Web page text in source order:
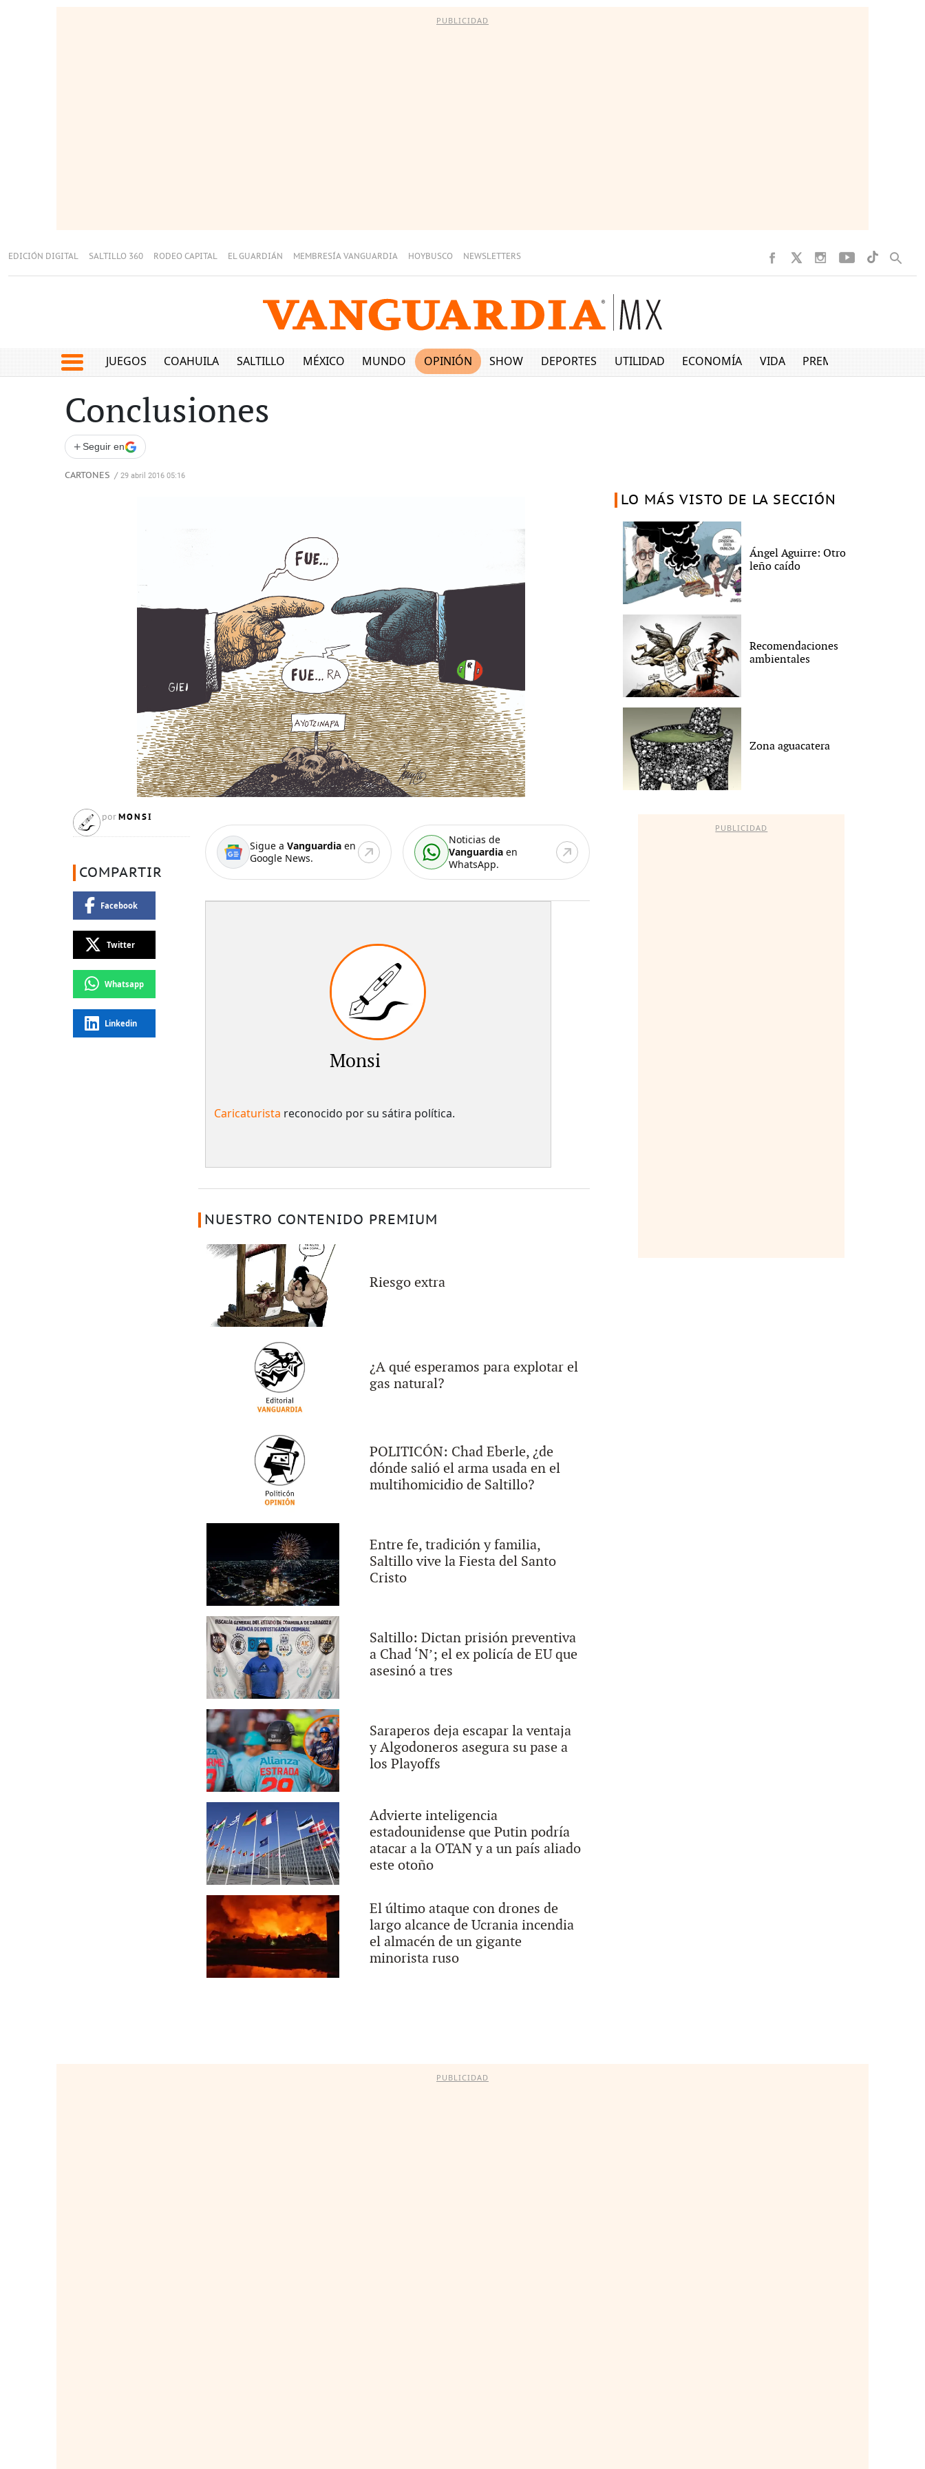
PUBLICIDAD
EDICIÓN DIGITAL SALTILLO 360 RODEO CAPITAL EL GUARDIÁN MEMBRESÍA VANGUARDIA HOYBUSCO NEWSLETTERS
JUEGOS COAHUILA SALTILLO MÉXICO MUNDO OPINIÓN SHOW DEPORTES UTILIDAD ECONOMÍA VIDA PREMIUM
Conclusiones
+ Seguir en
CARTONES / 29 abril 2016 05:16
por MONSI
COMPARTIR
Facebook
Twitter
Whatsapp
Linkedin
Sigue a Vanguardiaen
Google News.
Noticias de
Vanguardia en
WhatsApp.
Monsi
Caricaturista reconocido por su sátira política.
NUESTRO CONTENIDO PREMIUM
Riesgo extra
¿A qué esperamos para explotar el
gas natural?
POLITICÓN: Chad Eberle, ¿de
dónde salió el arma usada en el
multihomicidio de Saltillo?
Entre fe, tradición y familia,
Saltillo vive la Fiesta del Santo
Cristo
Saltillo: Dictan prisión preventiva
a Chad ‘N’; el ex policía de EU que
asesinó a tres
Saraperos deja escapar la ventaja
y Algodoneros asegura su pase a
los Playoffs
Advierte inteligencia
estadounidense que Putin podría
atacar a la OTAN y a un país aliado
este otoño
El último ataque con drones de
largo alcance de Ucrania incendia
el almacén de un gigante
minorista ruso
LO MÁS VISTO DE LA SECCIÓN
Ángel Aguirre: Otro
leño caído
Recomendaciones
ambientales
Zona aguacatera
PUBLICIDAD
PUBLICIDAD